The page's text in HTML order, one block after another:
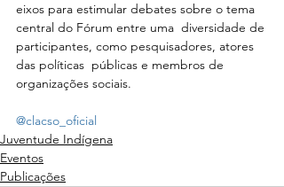
eixos para estimular debates sobre o tema
central do Fórum entre uma  diversidade de
participantes, como pesquisadores, atores
das políticas  públicas e membros de
organizações sociais.
@clacso_oficial
Juventude Indígena
Eventos
Publicações